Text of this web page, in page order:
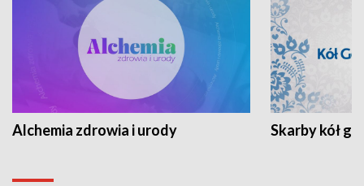
Alchemia zdrowia i urody Skarby kół